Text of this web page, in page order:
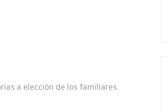
a elección de los familiares.